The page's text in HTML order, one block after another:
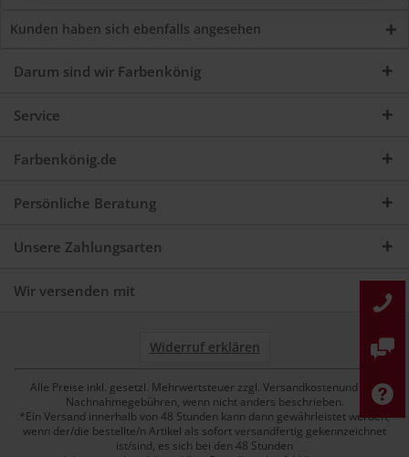
Kunden haben sich ebenfalls angesehen
Darum sind wir Farbenkönig
Service
Farbenkönig.de
Persönliche Beratung
Unsere Zahlungsarten
Wir versenden mit
Widerruf erklären
Alle Preise inkl. gesetzl. Mehrwertsteuer zzgl. Versandkostenund ggf.
Nachnahmegebühren, wenn nicht anders beschrieben.
*Ein Versand innerhalb von 48 Stunden kann dann gewährleistet werden,
wenn der/die bestellte/n Artikel als sofort versandfertig gekennzeichnet
ist/sind, es sich bei den 48 Stunden